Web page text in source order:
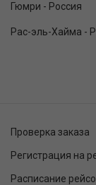
Гюмри - Россия
Рас-эль-Хайма -
Проверка заказа
Регистрация на
Расписание